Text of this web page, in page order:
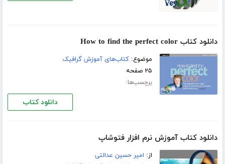
دانلود کتاب How to find the perfect color
موضوع:کتاب‌های آموزش گرافیک
۲۵ صفحه
برچسب‌ها:
دانلود کتاب
دانلود کتاب آموزش نرم افزار فتوشاپ
از: امیر حسین عدالتی